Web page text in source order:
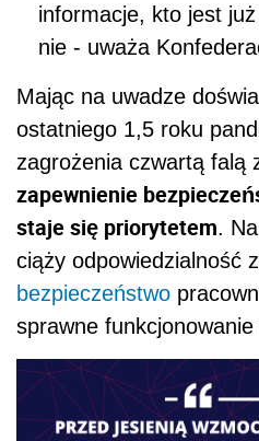
informacje, kto jest
nie - uważa
Mając na uwadze
ostatniego 1,5 roku
zagrożenia czwartą falą
zapewnienie
staje się priorytetem.
ciąży odpowiedzialność
bezpieczeństwo
sprawne funkcjonowanie